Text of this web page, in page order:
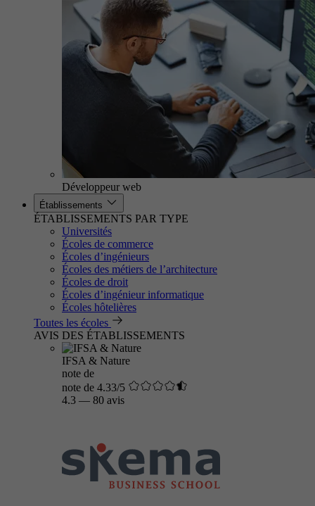
Développeur web
Établissements
ÉTABLISSEMENTS PAR TYPE
Universités
Écoles de commerce
Écoles d’ingénieurs
Écoles des métiers de l’architecture
Écoles de droit
Écoles d’ingénieur informatique
Écoles hôtelières
Toutes les écoles
AVIS DES ÉTABLISSEMENTS
IFSA & Nature
note de
note de 4.33/5
4.3 — 80 avis